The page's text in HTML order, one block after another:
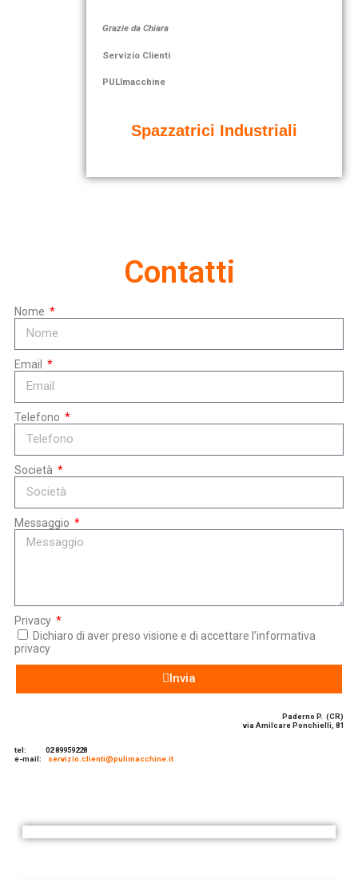
Grazie da Chiara
Servizio Clienti
PULImacchine
Spazzatrici Industriali
Contatti
Nome
Email
Telefono
Società
Messaggio
Privacy
Dichiaro di aver preso visione e di accettare l’informativa
privacy
Invia
Paderno P. (CR)
via Amilcare Ponchielli, 81
tel: 02 89959228
e-mail: servizio.clienti@pulimacchine.it